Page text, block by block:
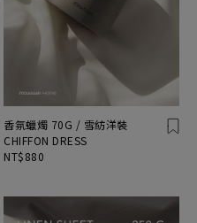
香氛蠟燭 70G / 雪紡洋裝
CHIFFON DRESS
NT$880